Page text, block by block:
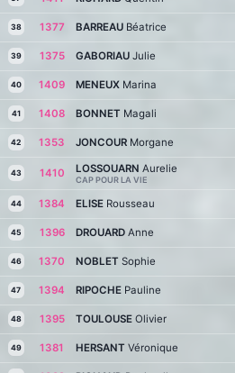
38 1377 BARREAU Béatrice
39 1375 GABORIAU Julie
40 1409 MENEUX Marina
41 1408 BONNET Magali
42 1353 JONCOUR Morgane
43 1410 LOSSOUARN Aurelie
CAP POUR LA VIE
44 1384 ELISE Rousseau
45 1396 DROUARD Anne
46 1370 NOBLET Sophie
47 1394 RIPOCHE Pauline
48 1395 TOULOUSE Olivier
49 1381 HERSANT Véronique